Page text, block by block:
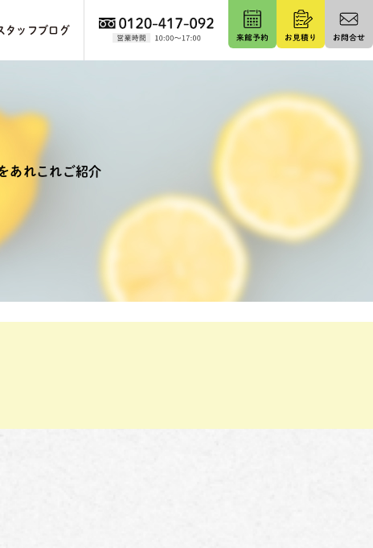
タッフブログ
あれこれご紹介